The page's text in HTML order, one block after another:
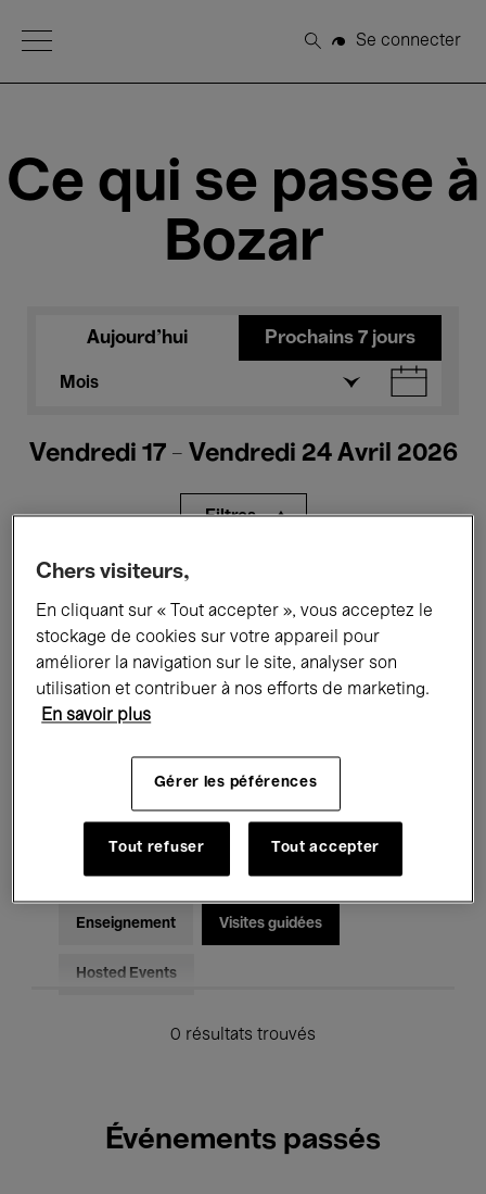
Open Menu
Rechercher
Se connecter
Ce qui se passe à
Bozar
Aujourd'hui Prochains 7 jours
Mois
Vendredi 17 - Vendredi 24 Avril 2026
Filtres
Expositions Films Performances
Rencontres & Débats Jazz
Musique électronique
Pour tous Kids’ Palace
Enseignement Visites guidées
Hosted Events
0 résultats trouvés
Événements passés
Chers visiteurs,
En cliquant sur « Tout accepter », vous acceptez le
stockage de cookies sur votre appareil pour
améliorer la navigation sur le site, analyser son
utilisation et contribuer à nos efforts de marketing.
En savoir plus
Gérer les péférences
Tout refuser Tout accepter